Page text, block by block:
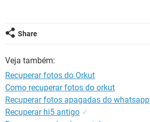
INSTAGRAM
Share
Veja também:
Recuperar fotos do Orkut
Como recuperar fotos do orkut
Recuperar fotos apagadas do whatsapp
Recuperar hi5 antigo ✓